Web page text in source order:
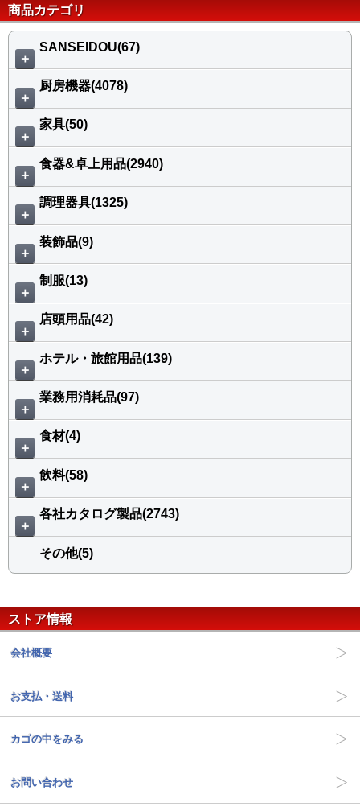
商品カテゴリ
＋
SANSEIDOU(67)
＋
厨房機器(4078)
＋
家具(50)
＋
食器&卓上用品(2940)
＋
調理器具(1325)
＋
装飾品(9)
＋
制服(13)
＋
店頭用品(42)
＋
ホテル・旅館用品(139)
＋
業務用消耗品(97)
＋
食材(4)
＋
飲料(58)
＋
各社カタログ製品(2743)
その他(5)
ストア情報
会社概要
お支払・送料
カゴの中をみる
お問い合わせ